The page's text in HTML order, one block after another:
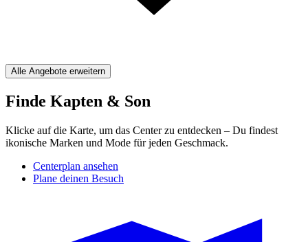
Alle Angebote erweitern
Finde Kapten & Son
Klicke auf die Karte, um das Center zu entdecken – Du findest
ikonische Marken und Mode für jeden Geschmack.
Centerplan ansehen
Plane deinen Besuch